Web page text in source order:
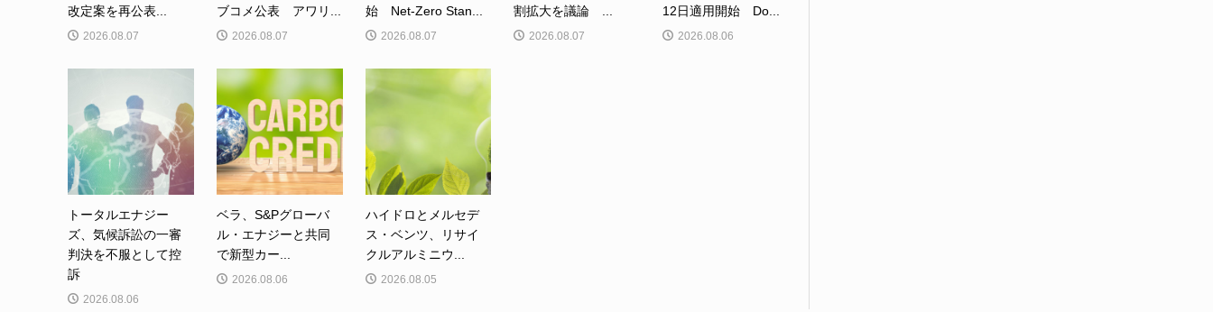
改定案を再公表...
2026.08.07
ブコメ公表 アワリ...
2026.08.07
始 Net-Zero Stan...
2026.08.07
割拡大を議論 ...
2026.08.07
12日適用開始 Do...
2026.08.06
トータルエナジー
ズ、気候訴訟の一審
判決を不服として控
訴
2026.08.06
ベラ、S&Pグローバ
ル・エナジーと共同
で新型カー...
2026.08.06
ハイドロとメルセデ
ス・ベンツ、リサイ
クルアルミニウ...
2026.08.05